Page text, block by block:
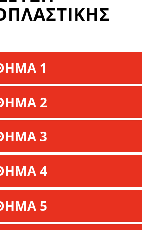
1
2
3
4
5